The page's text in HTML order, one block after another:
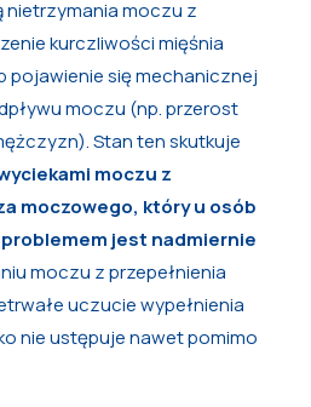
nietrzymania moczu z
kurczliwości mięśnia
pojawienie się mechanicznej
moczu (np. przerost
Stan ten skutkuje
moczu z
moczowego, który u osób
jest nadmiernie
moczu z przepełnienia
uczucie wypełnienia
nie ustępuje nawet pomimo